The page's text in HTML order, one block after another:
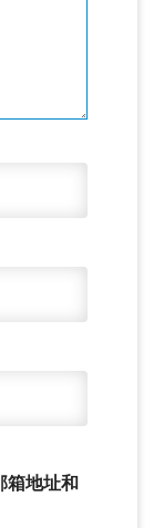
箱地址和